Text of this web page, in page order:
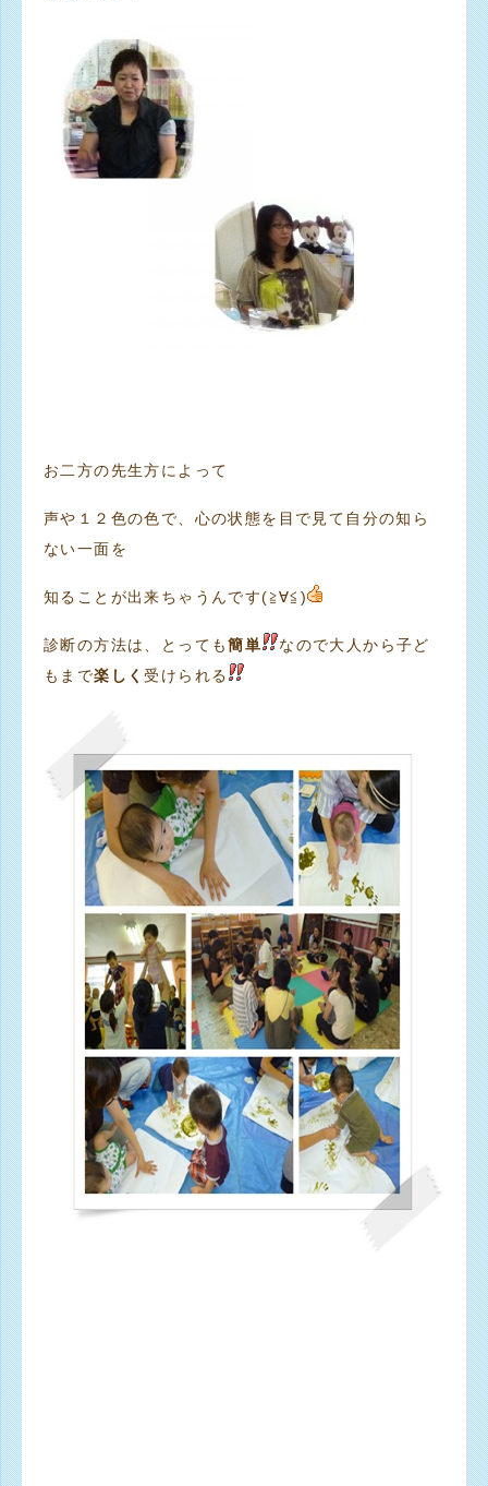
お二方の先生方によって
声や１２色の色で、心の状態を目で見て自分の知ら
ない一面を
知ることが出来ちゃうんです(≧∀≦)
診断の方法は、とっても簡単
なので大人から子ど
もまで楽しく受けられる